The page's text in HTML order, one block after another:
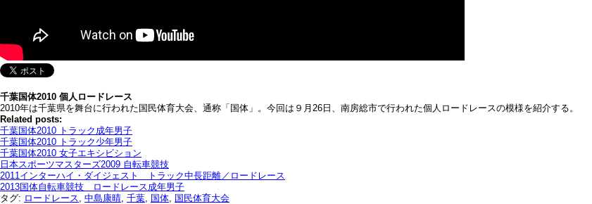
千葉国体2010 個人ロードレース
2010年は千葉県を舞台に行われた国民体育大会、通称「国体」。今回は９月26日、南房総市で行われた個人ロードレースの模様を紹介する。
Related posts:
千葉国体2010 トラック成年男子
千葉国体2010 トラック少年男子
千葉国体2010 女子エキシビション
日本スポーツマスターズ2009 自転車競技
2011インターハイ・ダイジェスト トラック中長距離／ロードレース
2013国体自転車競技 ロードレース成年男子
タグ: ロードレース, 中島康晴, 千葉, 国体, 国民体育大会